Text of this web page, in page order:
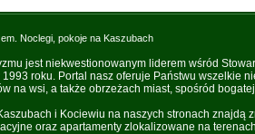
Noclegi, pokoje na Kaszubach
jest niekwestionowanym liderem wśród
1993 roku. Portal nasz oferuje Państwu
na wsi, a także obrzeżach miast, spośród
i Kociewiu na naszych stronach
oraz apartamenty zlokalizowane na